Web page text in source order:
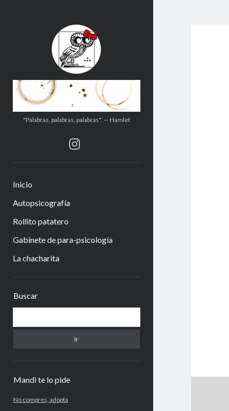
.:.Calito(h)eces.:.
"Palabras, palabras, palabras". — Hamlet
instagram
Inicio
Autopsicografía
Rollito patatero
Gabinete de para-psicología
La chacharita
lateral
Buscar
Mandi te lo pide
No compres, adopta